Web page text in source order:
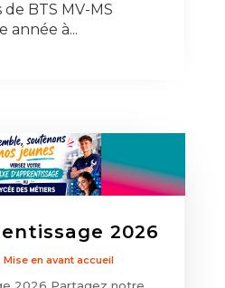
BTS MV-MS
année à...
2026
Mise en avant accueil